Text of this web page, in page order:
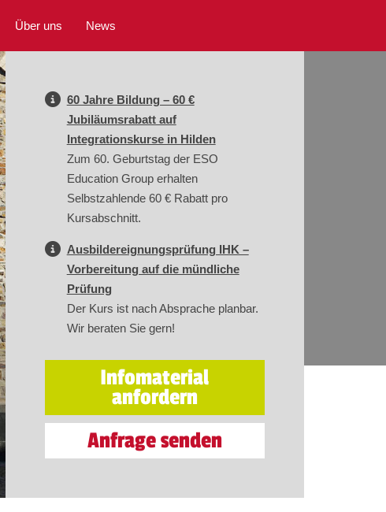
Über uns News
60 Jahre Bildung – 60 €
Jubiläumsrabatt auf
Integrationskurse in Hilden
Zum 60. Geburtstag der ESO
Education Group erhalten
Selbstzahlende 60 € Rabatt pro
Kursabschnitt.
Ausbildereignungsprüfung IHK –
Vorbereitung auf die mündliche
Prüfung
Der Kurs ist nach Absprache planbar.
Wir beraten Sie gern!
Infomaterial
anfordern
Anfrage senden